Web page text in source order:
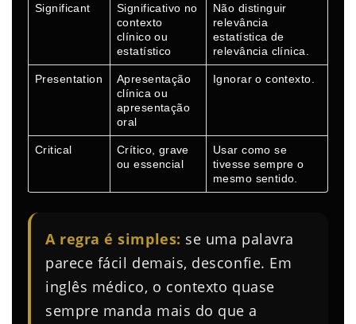
Significant
Significativo no
contexto
clínico ou
estatístico
Não distinguir
relevância
estatística de
relevância clínica.
Presentation
Apresentação
clínica ou
apresentação
oral
Ignorar o contexto.
Critical
Crítico, grave
ou essencial
Usar como se
tivesse sempre o
mesmo sentido.
A regra é simples: se uma palavra
parece fácil demais, desconfie. Em
inglês médico, o contexto quase
sempre manda mais do que a